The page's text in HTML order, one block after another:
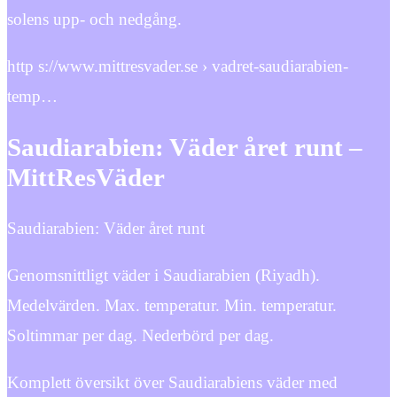
solens upp- och nedgång.
http s://www.mittresvader.se › vadret-saudiarabien-
temp…
Saudiarabien: Väder året runt –
MittResVäder
Saudiarabien: Väder året runt
Genomsnittligt väder i Saudiarabien (Riyadh).
Medelvärden. Max. temperatur. Min. temperatur.
Soltimmar per dag. Nederbörd per dag.
Komplett översikt över Saudiarabiens väder med